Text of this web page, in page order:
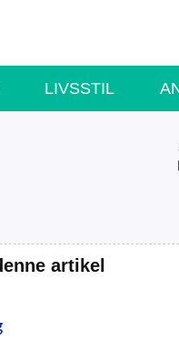
LIVSSTIL
artikel